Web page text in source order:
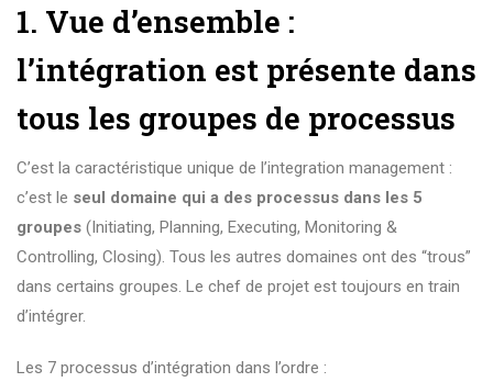
1. Vue d’ensemble :
l’intégration est présente dans
tous les groupes de processus
C’est la caractéristique unique de l’integration management :
c’est le seul domaine qui a des processus dans les 5
groupes (Initiating, Planning, Executing, Monitoring &
Controlling, Closing). Tous les autres domaines ont des “trous”
dans certains groupes. Le chef de projet est toujours en train
d’intégrer.
Les 7 processus d’intégration dans l’ordre :